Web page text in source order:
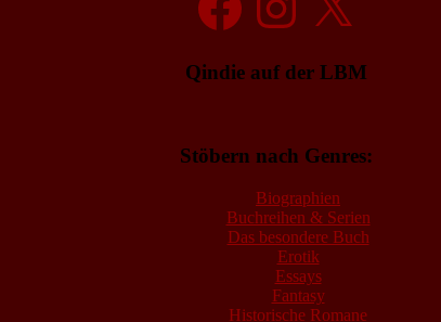
Qindie auf der LBM
Stöbern nach Genres:
Biographien
Buchreihen & Serien
Das besondere Buch
Erotik
Essays
Fantasy
Historische Romane